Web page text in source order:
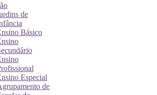
de
Básico
Especial
de